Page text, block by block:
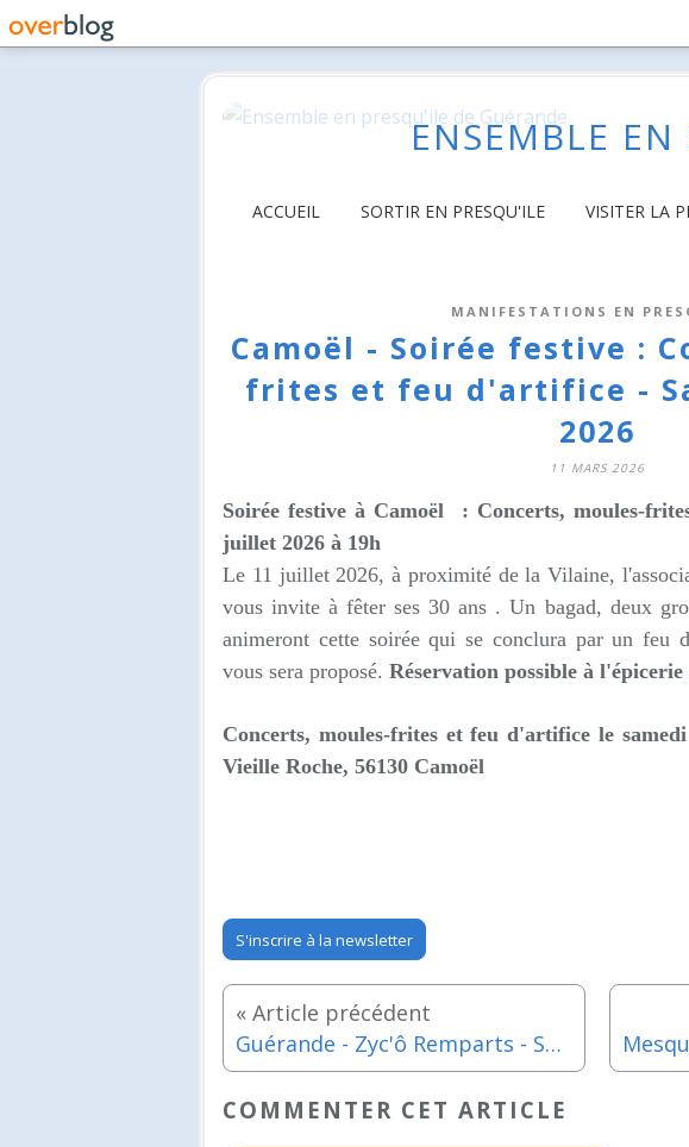
ENSEMBLE EN
ACCUEIL SORTIR EN PRESQU'ILE VISITER LA
MANIFESTATIONS EN
Camoël - Soirée festive :
frites et feu d'artifice -
2026
11 MARS 2026
Soirée festive à Camoël : Concerts, moules-
juillet 2026 à 19h
Le 11 juillet 2026, à proximité de la Vilaine,
vous invite à fêter ses 30 ans . Un bagad, deux
animeront cette soirée qui se conclura par un feu
vous sera proposé. Réservation possible à l'épicerie
Concerts, moules-frites et feu d'artifice le s
Vieille Roche, 56130 Camoël
S'inscrire à la newsletter
Guérande - Zyc'ô Remparts - Samedi 11 juillet 2026
COMMENTER CET ARTICLE